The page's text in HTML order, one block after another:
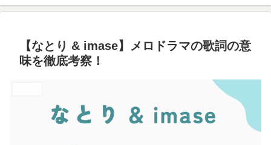
【なとり & imase】メロドラマの歌詞の意
味を徹底考察！